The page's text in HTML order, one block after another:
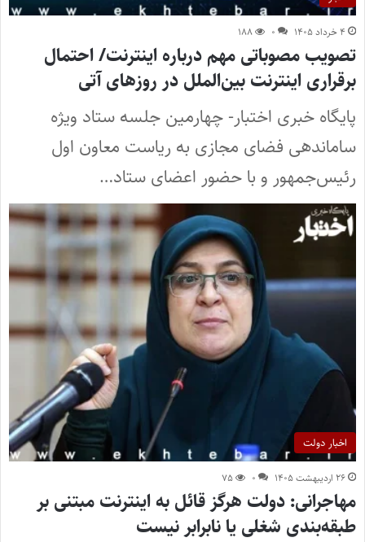
۴ خرداد ۱۴۰۵ ۰ ۱۸۸
تصویب مصوباتی مهم درباره اینترنت/ احتمال
برقراری اینترنت بین‌الملل در روزهای آتی
پایگاه خبری اختبار- چهارمین جلسه ستاد ویژه
ساماندهی فضای مجازی به ریاست معاون اول
رئیس‌جمهور و با حضور اعضای ستاد…
اخبار دولت
۲۶ اردیبهشت ۱۴۰۵ ۰ ۷۵
مهاجرانی: دولت هرگز قائل به اینترنت مبتنی بر
طبقه‌‌بندی شغلی یا نابرابر نیست